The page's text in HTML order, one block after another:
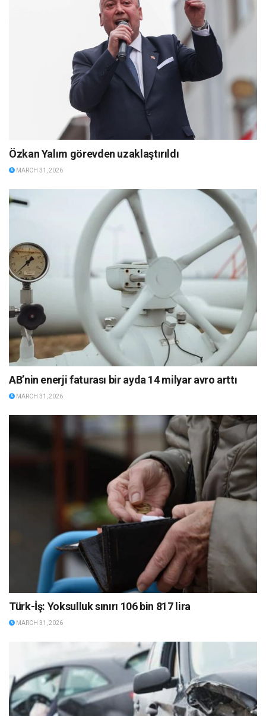
Özkan Yalım görevden uzaklaştırıldı
MARCH 31, 2026
AB’nin enerji faturası bir ayda 14 milyar avro arttı
MARCH 31, 2026
Türk-İş: Yoksulluk sınırı 106 bin 817 lira
MARCH 31, 2026